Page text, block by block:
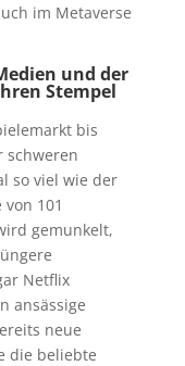
im Metaverse
und der
Stempel
bis
schweren
so viel wie der
101
gemunkelt,
Netflix
ansässige
neue
die beliebte